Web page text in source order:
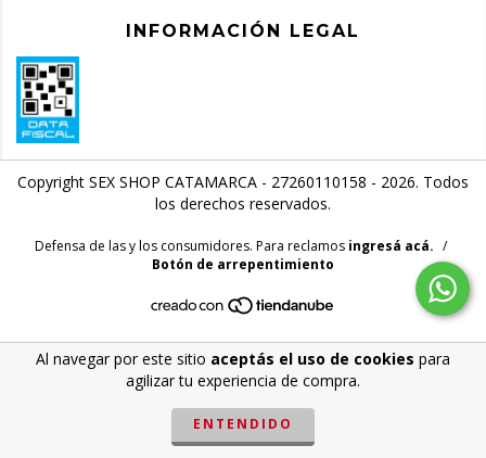
Al navegar por este sitio aceptás el uso de cookies para
agilizar tu experiencia de compra.
ENTENDIDO
INFORMACIÓN LEGAL
Copyright SEX SHOP CATAMARCA - 27260110158 - 2026. Todos
los derechos reservados.
Defensa de las y los consumidores. Para reclamos ingresá acá. /
Botón de arrepentimiento